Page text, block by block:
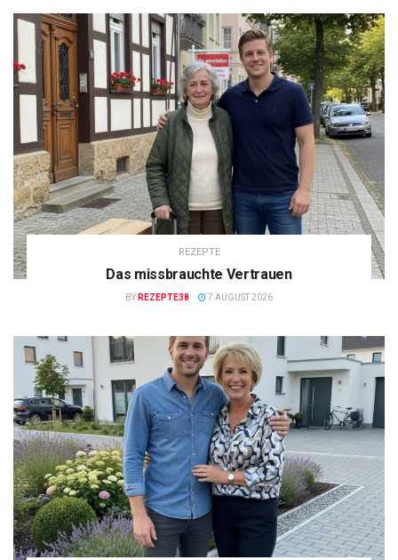
REZEPTE
Das missbrauchte Vertrauen
BY REZEPTE38 7 AUGUST 2026